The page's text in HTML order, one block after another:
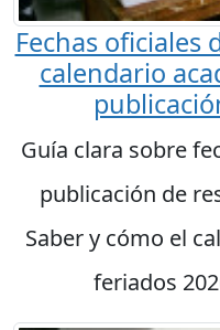
Fechas oficiales
calendario
Guía clara sobre
publicación de
Saber y cómo el
feriados